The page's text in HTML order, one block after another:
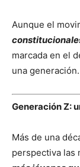
Aunque el
marcada en el
una generación.
Generación Z:
Más de una
perspectiva las